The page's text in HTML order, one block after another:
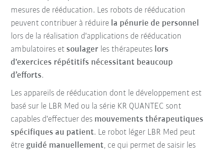
mesures de rééducation. Les robots de rééducation
peuvent contribuer à réduire la pénurie de personnel
lors de la réalisation d'applications de rééducation
ambulatoires etsoulager les thérapeutes lors
d'exercices répétitifs nécessitant beaucoup
d’efforts.
Les appareils de rééducation dont le développement est
basé sur le LBR Med ou la série KR QUANTEC sont
capables d'effectuer des mouvements thérapeutiques
spécifiques au patient. Le robot léger LBR Med peut
être guidé manuellement, ce qui permet de saisir les